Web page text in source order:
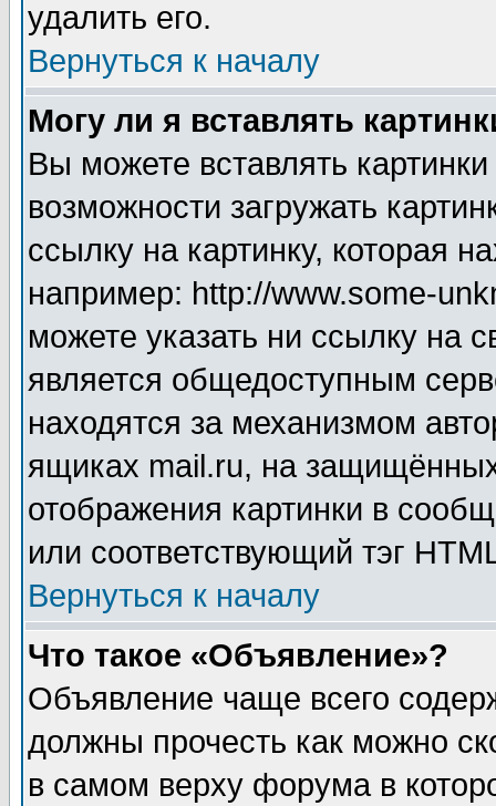
удалить его.
Вернуться к началу
Могу ли я вставлять
Вы можете вставлять
возможности загружать
ссылку на картинку, которая
например: http://www.some-
можете указать ни ссылку на
является общедоступным
находятся за механизмом
ящиках mail.ru, на
отображения картинки в
или соответствующий тэг
Вернуться к началу
Что такое «Объявление»?
Объявление чаще всего
должны прочесть как можно
в самом верху форума в